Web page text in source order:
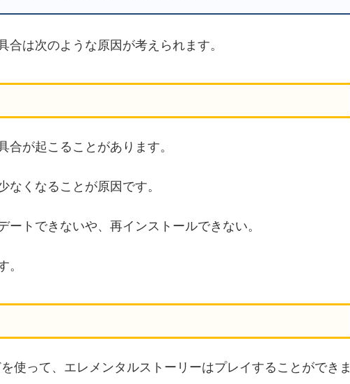
は次のような原因が考えられます。
合が起こることがあります。
なくなることが原因です。
トできないや、再インストールできない。
。
使って、エレメンタルストーリーはプレイすることができま